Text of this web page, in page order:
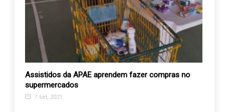
Assistidos da APAE aprendem fazer compras no
supermercados
7 set, 2021